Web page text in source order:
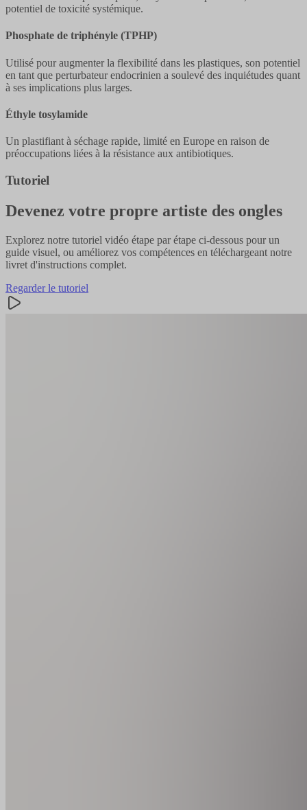
potentiel de toxicité systémique.
Phosphate de triphényle (TPHP)
Utilisé pour augmenter la flexibilité dans les plastiques, son potentiel
en tant que perturbateur endocrinien a soulevé des inquiétudes quant
à ses implications plus larges.
Éthyle tosylamide
Un plastifiant à séchage rapide, limité en Europe en raison de
préoccupations liées à la résistance aux antibiotiques.
Tutoriel
Devenez votre propre artiste des ongles
Explorez notre tutoriel vidéo étape par étape ci-dessous pour un
guide visuel, ou améliorez vos compétences en téléchargeant notre
livret d'instructions complet.
Regarder le tutoriel